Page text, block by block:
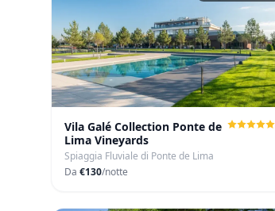
Vila Galé Collection Ponte de
Lima Vineyards
Spiaggia Fluviale di Ponte de Lima
Da €130/notte